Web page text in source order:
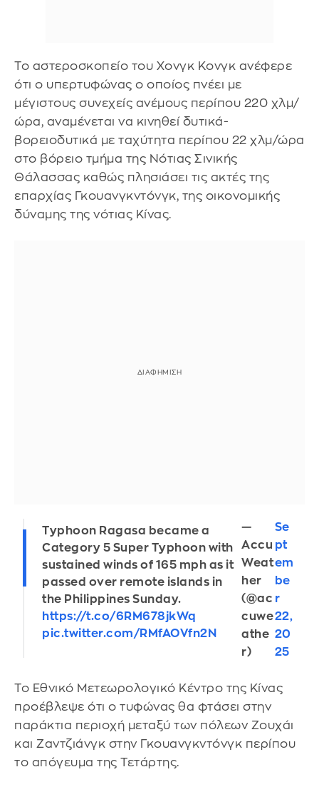
Το αστεροσκοπείο του Χονγκ Κονγκ ανέφερε
ότι ο υπερτυφώνας ο οποίος πνέει με
μέγιστους συνεχείς ανέμους περίπου 220 χλμ/
ώρα, αναμένεται να κινηθεί δυτικά-
βορειοδυτικά με ταχύτητα περίπου 22 χλμ/ώρα
στο βόρειο τμήμα της Νότιας Σινικής
Θάλασσας καθώς πλησιάσει τις ακτές της
επαρχίας Γκουανγκντόνγκ, της οικονομικής
δύναμης της νότιας Κίνας.
Typhoon Ragasa became a
Category 5 Super Typhoon with
sustained winds of 165 mph as it
passed over remote islands in
the Philippines Sunday.
https://t.co/6RM678jkWq
pic.twitter.com/RMfAOVfn2N
—
Accu
Weat
her
(@ac
cuwe
athe
r)
Se
pt
em
be
r
22,
20
25
Το Εθνικό Μετεωρολογικό Κέντρο της Κίνας
προέβλεψε ότι ο τυφώνας θα φτάσει στην
παράκτια περιοχή μεταξύ των πόλεων Ζουχάι
και Ζαντζιάνγκ στην Γκουανγκντόνγκ περίπου
το απόγευμα της Τετάρτης.